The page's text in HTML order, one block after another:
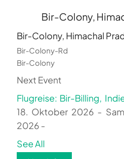
Bir-Colony,
Bir-Colony, Himachal
Bir-Colony-Rd
Bir-Colony
Next Event
Flugreise: Bir-Billing,
18. Oktober 2026 -
2026 -
See All